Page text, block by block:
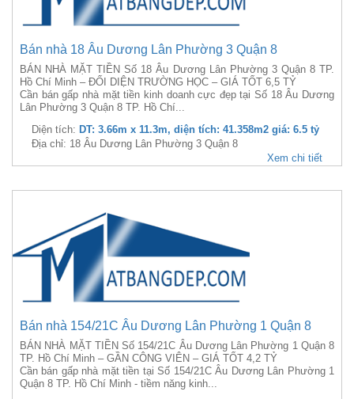
Bán nhà 18 Âu Dương Lân Phường 3 Quận 8
BÁN NHÀ MẶT TIỀN Số 18 Âu Dương Lân Phường 3 Quận 8 TP.
Hồ Chí Minh – ĐỐI DIỆN TRƯỜNG HỌC – GIÁ TỐT 6,5 TỶ
Cần bán gấp nhà mặt tiền kinh doanh cực đẹp tại Số 18 Âu Dương
Lân Phường 3 Quận 8 TP. Hồ Chí...
Diện tích: DT: 3.66m x 11.3m, diện tích: 41.358m2 giá: 6.5 tỷ
Địa chỉ: 18 Âu Dương Lân Phường 3 Quận 8
Xem chi tiết
Bán nhà 154/21C Âu Dương Lân Phường 1 Quận 8
BÁN NHÀ MẶT TIỀN Số 154/21C Âu Dương Lân Phường 1 Quận 8
TP. Hồ Chí Minh – GẦN CÔNG VIÊN – GIÁ TỐT 4,2 TỶ
Cần bán gấp nhà mặt tiền tại Số 154/21C Âu Dương Lân Phường 1
Quận 8 TP. Hồ Chí Minh - tiềm năng kinh...